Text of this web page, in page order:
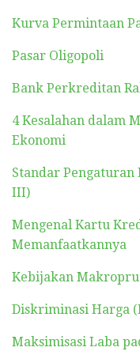
Kurva Permintaan
Pasar Oligopoli
Bank Perkreditan
4 Kesalahan dalam
Ekonomi
Standar Pengaturan
III)
Mengenal Kartu
Memanfaatkannya
Kebijakan
Diskriminasi Harga
Maksimisasi Laba